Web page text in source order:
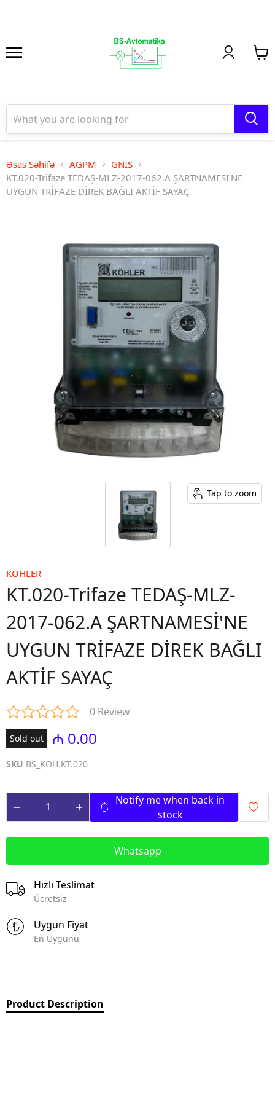
Əsas Səhifə AGPM
GNIS
KT.020-Trifaze TEDAŞ-MLZ-2017-062.A ŞARTNAMESİ'NE
UYGUN TRİFAZE DİREK BAĞLI AKTİF SAYAÇ
Tap to zoom
KOHLER
KT.020-Trifaze TEDAŞ-MLZ-
2017-062.A ŞARTNAMESİ'NE
UYGUN TRİFAZE DİREK BAĞLI
AKTİF SAYAÇ
0 Review
Sold out ₼ 0.00
SKU BS_KOH.KT.020
Notify me when back in
stock
Whatsapp
Hızlı Teslimat
Ücretsiz
Uygun Fiyat
En Uygunu
Product Description